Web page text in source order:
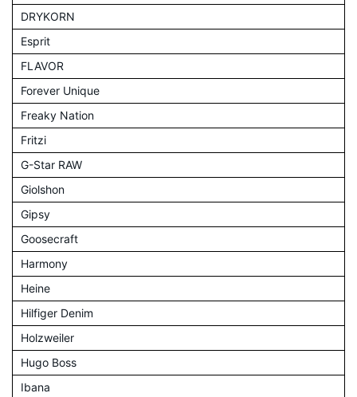
DRYKORN
Esprit
FLAVOR
Forever Unique
Freaky Nation
Fritzi
G-Star RAW
Giolshon
Gipsy
Goosecraft
Harmony
Heine
Hilfiger Denim
Holzweiler
Hugo Boss
Ibana